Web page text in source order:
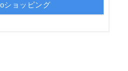
ショッピング